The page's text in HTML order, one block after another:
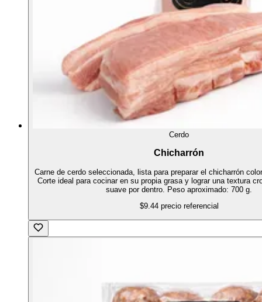
Cerdo
Chicharrón
Carne de cerdo seleccionada, lista para preparar el chicharrón
Corte ideal para cocinar en su propia grasa y lograr una textura
suave por dentro. Peso aproximado: 700 g.
$9.44 precio referencial